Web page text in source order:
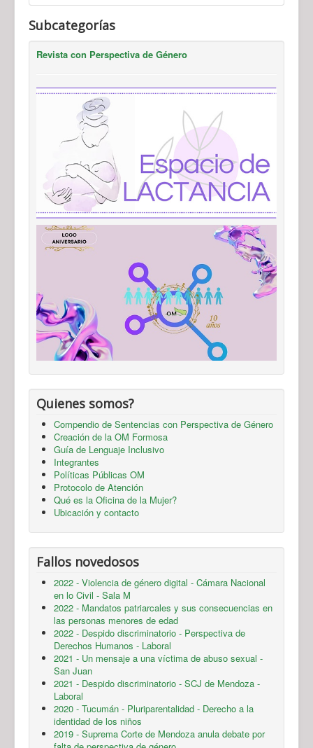
Subcategorías
Revista con Perspectiva de Género
Quienes somos?
Compendio de Sentencias con Perspectiva de Género
Creación de la OM Formosa
Guía de Lenguaje Inclusivo
Integrantes
Políticas Públicas OM
Protocolo de Atención
Qué es la Oficina de la Mujer?
Ubicación y contacto
Fallos novedosos
2022 - Violencia de género digital - Cámara Nacional
en lo Civil - Sala M
2022 - Mandatos patriarcales y sus consecuencias en
las personas menores de edad
2022 - Despido discriminatorio - Perspectiva de
Derechos Humanos - Laboral
2021 - Un mensaje a una víctima de abuso sexual -
San Juan
2021 - Despido discriminatorio - SCJ de Mendoza -
Laboral
2020 - Tucumán - Pluriparentalidad - Derecho a la
identidad de los niños
2019 - Suprema Corte de Mendoza anula debate por